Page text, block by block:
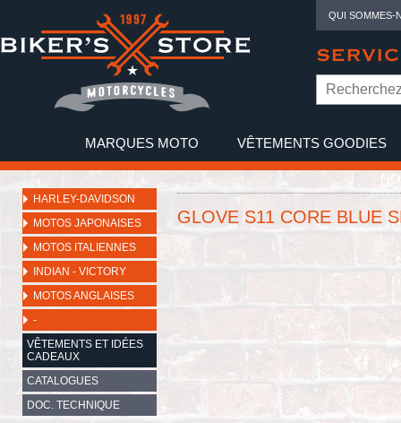
QUI SOMMES-
MARQUES MOTO VÊTEMENTS GOODIES
HARLEY-DAVIDSON
MOTOS JAPONAISES
MOTOS ITALIENNES
INDIAN - VICTORY
MOTOS ANGLAISES
-
VÊTEMENTS ET IDÉES
CADEAUX
CATALOGUES
DOC. TECHNIQUE
GLOVE S11 CORE BLUE